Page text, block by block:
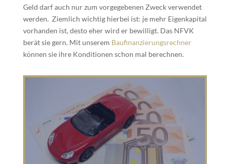
Geld darf auch nur zum vorgegebenen Zweck verwendet
werden. Ziemlich wichtig hierbei ist: je mehr Eigenkapital
vorhanden ist, desto eher wird er bewilligt. Das NFVK
berät sie gern. Mit unserem Baufinanzierungsrechner
können sie ihre Konditionen schon mal berechnen.